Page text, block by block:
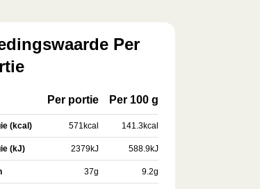
Per
Per portie Per 100 g
(kcal) 571kcal 141.3kcal
(kJ) 2379kJ 588.9kJ
37g 9.2g